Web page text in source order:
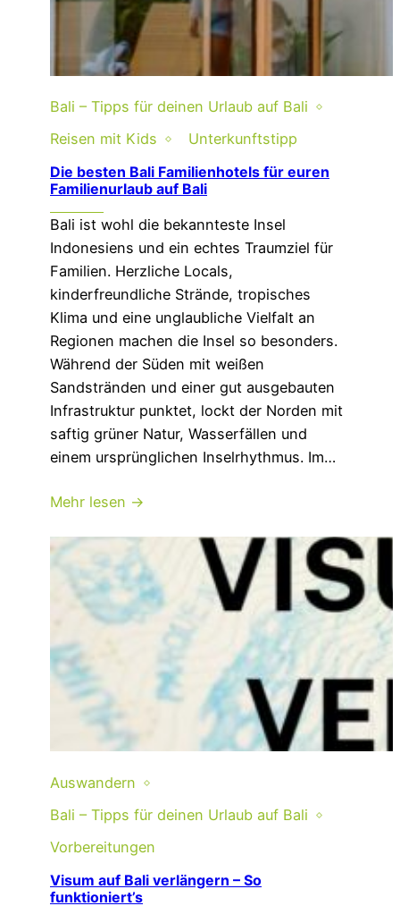
Bali – Tipps für deinen Urlaub auf Bali
Reisen mit Kids
Unterkunftstipp
Die besten Bali Familienhotels für euren
Familienurlaub auf Bali
Bali ist wohl die bekannteste Insel
Indonesiens und ein echtes Traumziel für
Familien. Herzliche Locals,
kinderfreundliche Strände, tropisches
Klima und eine unglaubliche Vielfalt an
Regionen machen die Insel so besonders.
Während der Süden mit weißen
Sandstränden und einer gut ausgebauten
Infrastruktur punktet, lockt der Norden mit
saftig grüner Natur, Wasserfällen und
einem ursprünglichen Inselrhythmus. Im…
Mehr lesen →
Auswandern
Bali – Tipps für deinen Urlaub auf Bali
Vorbereitungen
Visum auf Bali verlängern – So
funktioniert’s